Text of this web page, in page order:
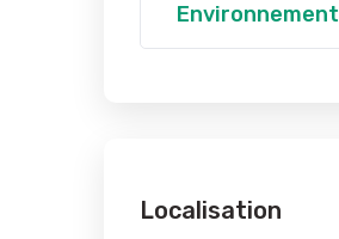
Environnement
Localisation